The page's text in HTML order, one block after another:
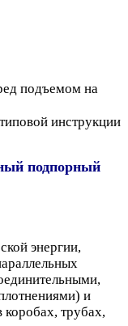
подъемом на
инструкции
подпорный
энергии,
и
трубах,